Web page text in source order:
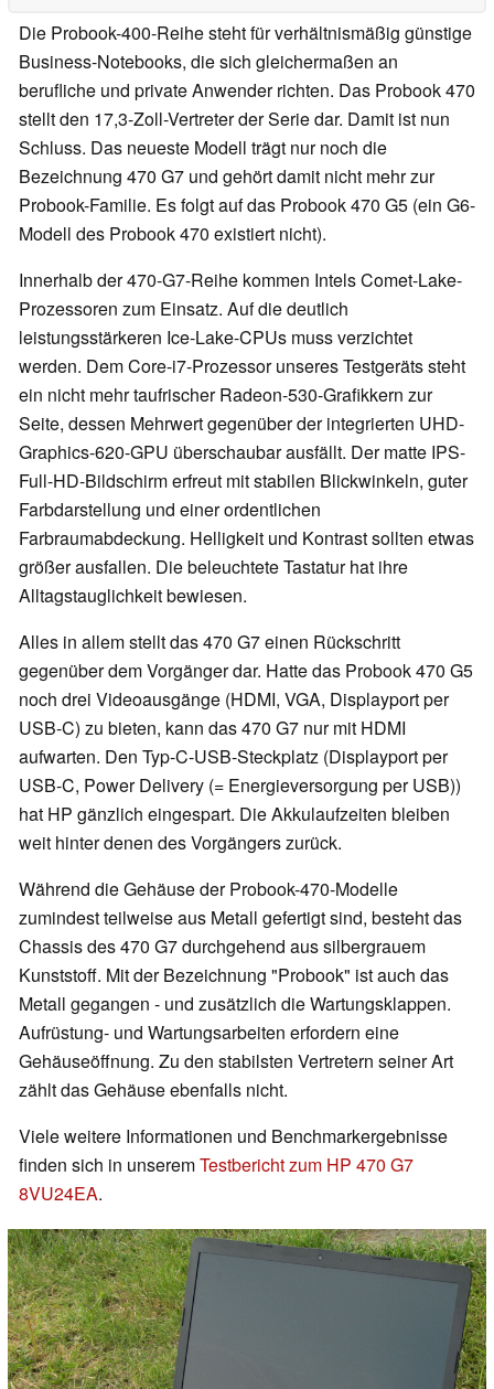
Die Probook-400-Reihe steht für verhältnismäßig günstige
Business-Notebooks, die sich gleichermaßen an
berufliche und private Anwender richten. Das Probook 470
stellt den 17,3-Zoll-Vertreter der Serie dar. Damit ist nun
Schluss. Das neueste Modell trägt nur noch die
Bezeichnung 470 G7 und gehört damit nicht mehr zur
Probook-Familie. Es folgt auf das Probook 470 G5 (ein G6-
Modell des Probook 470 existiert nicht).
Innerhalb der 470-G7-Reihe kommen Intels Comet-Lake-
Prozessoren zum Einsatz. Auf die deutlich
leistungsstärkeren Ice-Lake-CPUs muss verzichtet
werden. Dem Core-i7-Prozessor unseres Testgeräts steht
ein nicht mehr taufrischer Radeon-530-Grafikkern zur
Seite, dessen Mehrwert gegenüber der integrierten UHD-
Graphics-620-GPU überschaubar ausfällt. Der matte IPS-
Full-HD-Bildschirm erfreut mit stabilen Blickwinkeln, guter
Farbdarstellung und einer ordentlichen
Farbraumabdeckung. Helligkeit und Kontrast sollten etwas
größer ausfallen. Die beleuchtete Tastatur hat ihre
Alltagstauglichkeit bewiesen.
Alles in allem stellt das 470 G7 einen Rückschritt
gegenüber dem Vorgänger dar. Hatte das Probook 470 G5
noch drei Videoausgänge (HDMI, VGA, Displayport per
USB-C) zu bieten, kann das 470 G7 nur mit HDMI
aufwarten. Den Typ-C-USB-Steckplatz (Displayport per
USB-C, Power Delivery (= Energieversorgung per USB))
hat HP gänzlich eingespart. Die Akkulaufzeiten bleiben
weit hinter denen des Vorgängers zurück.
Während die Gehäuse der Probook-470-Modelle
zumindest teilweise aus Metall gefertigt sind, besteht das
Chassis des 470 G7 durchgehend aus silbergrauem
Kunststoff. Mit der Bezeichnung "Probook" ist auch das
Metall gegangen - und zusätzlich die Wartungsklappen.
Aufrüstung- und Wartungsarbeiten erfordern eine
Gehäuseöffnung. Zu den stabilsten Vertretern seiner Art
zählt das Gehäuse ebenfalls nicht.
Viele weitere Informationen und Benchmarkergebnisse
finden sich in unseremTestbericht zum HP 470 G7
8VU24EA.